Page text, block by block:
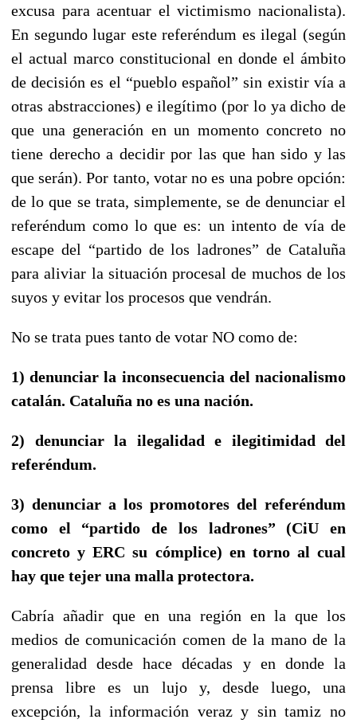
excusa para acentuar el victimismo nacionalista).
En segundo lugar este referéndum es ilegal (según
el actual marco constitucional en donde el ámbito
de decisión es el “pueblo español” sin existir vía a
otras abstracciones) e ilegítimo (por lo ya dicho de
que una generación en un momento concreto no
tiene derecho a decidir por las que han sido y las
que serán). Por tanto, votar no es una pobre opción:
de lo que se trata, simplemente, se de denunciar el
referéndum como lo que es: un intento de vía de
escape del “partido de los ladrones” de Cataluña
para aliviar la situación procesal de muchos de los
suyos y evitar los procesos que vendrán.
No se trata pues tanto de votar NO como de:
1) denunciar la inconsecuencia del nacionalismo
catalán. Cataluña no es una nación.
2) denunciar la ilegalidad e ilegitimidad del
referéndum.
3) denunciar a los promotores del referéndum
como el “partido de los ladrones” (CiU en
concreto y ERC su cómplice) en torno al cual
hay que tejer una malla protectora.
Cabría añadir que en una región en la que los
medios de comunicación comen de la mano de la
generalidad desde hace décadas y en donde la
prensa libre es un lujo y, desde luego, una
excepción, la información veraz y sin tamiz no